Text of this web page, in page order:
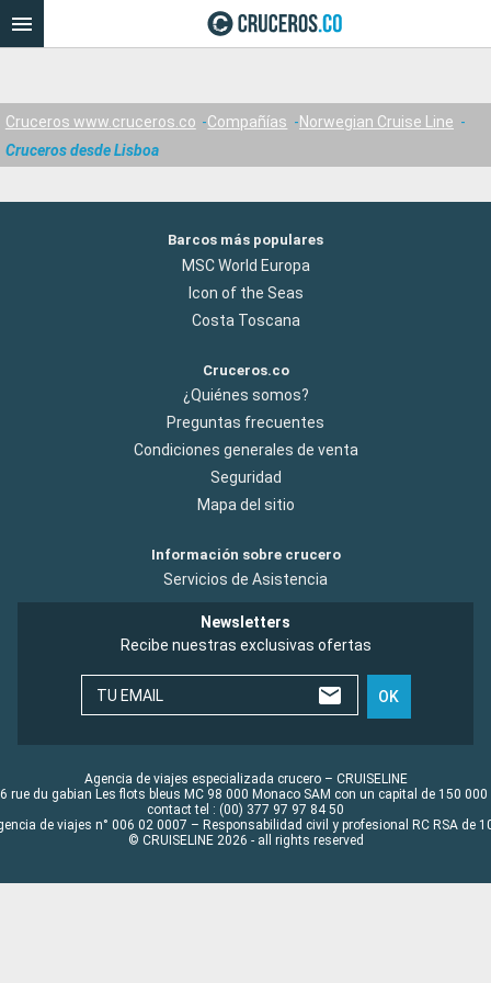
Cruceros www.cruceros.co Compañías
Norwegian Cruise Line
Cruceros desde Lisboa
Barcos más populares
MSC World Europa
Icon of the Seas
Costa Toscana
Cruceros.co
¿Quiénes somos?
Preguntas frecuentes
Condiciones generales de venta
Seguridad
Mapa del sitio
Información sobre crucero
Servicios de Asistencia
Newsletters
Recibe nuestras exclusivas ofertas
TU EMAIL OK
Agencia de viajes especializada crucero – CRUISELINE
rue du gabian Les flots bleus MC 98 000 Monaco SAM con un capital de 150 000
contact tel : (00) 377 97 97 84 50
de viajes n° 006 02 0007 – Responsabilidad civil y profesional RC RSA de
© CRUISELINE 2026 - all rights reserved